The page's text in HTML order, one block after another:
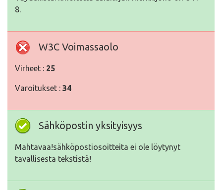
8.
W3C Voimassaolo
Virheet : 25
Varoitukset : 34
Sähköpostin yksityisyys
Mahtavaa!sähköpostiosoitteita ei ole löytynyt
tavallisesta tekstistä!